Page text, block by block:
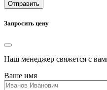
Отправить
Запросить цену
Наш менеджер свяжется с
Ваше имя